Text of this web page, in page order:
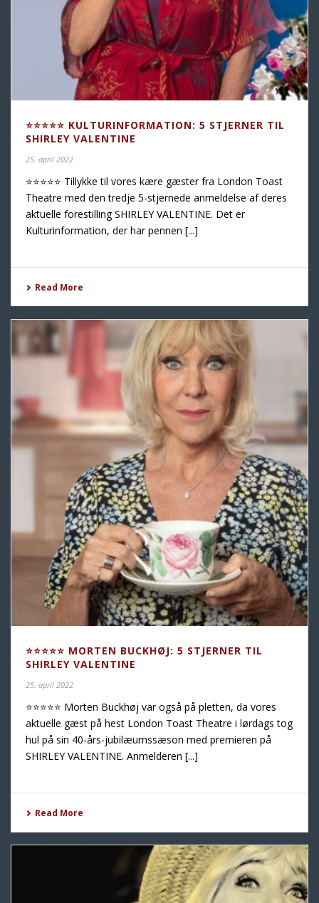
⭐️⭐️⭐️⭐️⭐️ KULTURINFORMATION: 5 STJERNER TIL
SHIRLEY VALENTINE
25. april 2022
⭐️⭐️⭐️⭐️⭐️ Tillykke til vores kære gæster fra London Toast
Theatre med den tredje 5-stjernede anmeldelse af deres
aktuelle forestilling SHIRLEY VALENTINE. Det er
Kulturinformation, der har pennen [...]
Read More
⭐️⭐️⭐️⭐️⭐️ MORTEN BUCKHØJ: 5 STJERNER TIL
SHIRLEY VALENTINE
25. april 2022
⭐️⭐️⭐️⭐️⭐️ Morten Buckhøj var også på pletten, da vores
aktuelle gæst på hest London Toast Theatre i lørdags tog
hul på sin 40-års-jubilæumssæson med premieren på
SHIRLEY VALENTINE. Anmelderen [...]
Read More